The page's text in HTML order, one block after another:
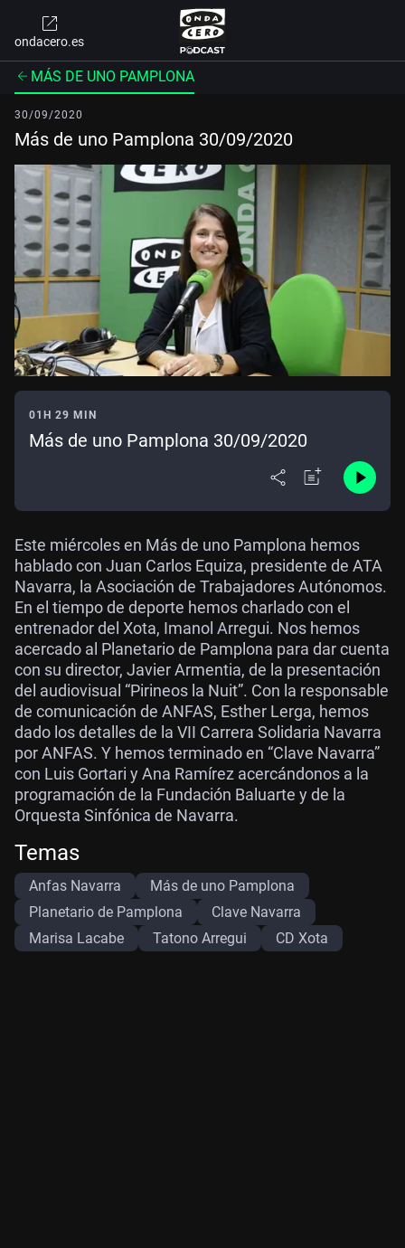
ondacero.es
MÁS DE UNO PAMPLONA
30/09/2020
Más de uno Pamplona 30/09/2020
01H 29 MIN
Más de uno Pamplona 30/09/2020
Este miércoles en Más de uno Pamplona hemos
hablado con Juan Carlos Equiza, presidente de ATA
Navarra, la Asociación de Trabajadores Autónomos.
En el tiempo de deporte hemos charlado con el
entrenador del Xota, Imanol Arregui. Nos hemos
acercado al Planetario de Pamplona para dar cuenta
con su director, Javier Armentia, de la presentación
del audiovisual “Pirineos la Nuit”. Con la responsable
de comunicación de ANFAS, Esther Lerga, hemos
dado los detalles de la VII Carrera Solidaria Navarra
por ANFAS. Y hemos terminado en “Clave Navarra”
con Luis Gortari y Ana Ramírez acercándonos a la
programación de la Fundación Baluarte y de la
Orquesta Sinfónica de Navarra.
Temas
Anfas Navarra
Más de uno Pamplona
Planetario de Pamplona
Clave Navarra
Marisa Lacabe
Tatono Arregui CD Xota